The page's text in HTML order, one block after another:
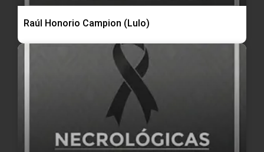
Raúl Honorio Campion (Lulo)